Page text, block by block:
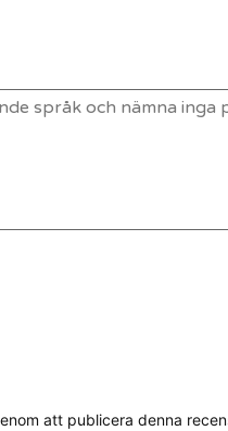
att publicera denna